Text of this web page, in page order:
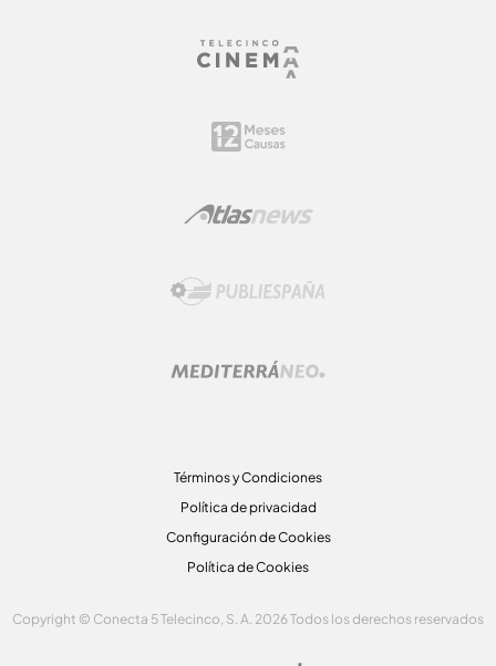
Términos y Condiciones
Política de privacidad
Configuración de Cookies
Política de Cookies
Copyright © Conecta 5 Telecinco, S. A. 2026 Todos los derechos reservados